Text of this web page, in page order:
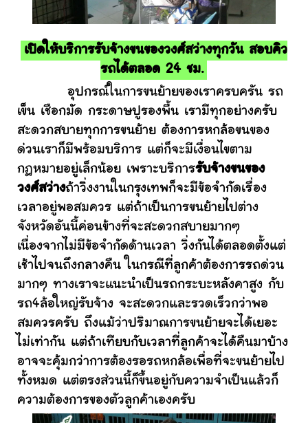
เปิดให้บริการรับจ้างขนของวงศ์สว่างทุกวัน สอบคิว
รถได้ตลอด 24 ชม.
อุปกรณ์ในการขนย้ายของเราครบครัน รถ
เข็น เชือกมัด กระดาษปูรองพื้น เรามีทุกอย่างครับ
สะดวกสบายทุกการขนย้าย ต้องการหกล้อขนของ
ด่วนเราก็มีพร้อมบริการ แต่ก็จะมีเงื่อนไขตาม
กฎหมายอยู่เล็กน้อย เพราะบริการรับจ้างขนของ
วงศ์สว่างถ้าวิ่งงานในกรุงเทพก็จะมีข้อจำกัดเรื่อง
เวลาอยู่พอสมควร แต่ถ้าเป็นการขนย้ายไปต่าง
จังหวัดอันนี้ค่อนข้างที่จะสะดวกสบายมากๆ
เนื่องจากไม่มีข้อจำกัดด้านเวลา วิ่งกันได้ตลอดตั้งแต่
เช้าไปจนถึงกลางคืน ในกรณีที่ลูกค้าต้องการรถด่วน
มากๆ ทางเราจะแนะนำเป็นรถกระบะหลังคาสูง กับ
รถ4ล้อใหญ่รับจ้าง จะสะดวกและรวดเร็วกว่าพอ
สมควรครับ ถึงแม้ว่าปริมาณการขนย้ายจะได้เยอะ
ไม่เท่ากัน แต่ถ้าเทียบกับเวลาที่ลูกค้าจะได้คืนมาบ้าง
อาจจะคุ้มกว่าการต้องรอรถหกล้อเพื่อที่จะขนย้ายไป
ทั้งหมด แต่ตรงส่วนนี้ก็ขึ้นอยู่กับความจำเป็นแล้วก็
ความต้องการของตัวลูกค้าเองครับ